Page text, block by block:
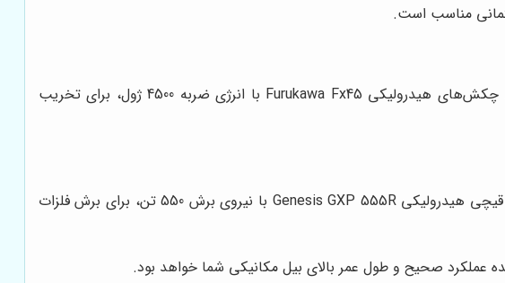
چکش‌های هیدرولیکی با استفاده از نیروی هیدرولیک، ضربات قدرتمندی را به سطح مورد نظر وارد می‌کنند. چکش‌های هیدرولیکی Furukawa Fx45 با انرژی ضربه 4500 ژول، برای تخریب
قیچی‌های هیدرولیکی در صنایع مختلفی مانند بازیافت، تخریب و ساخت و ساز مورد استفاده قرار می‌گیرند. قیچی هیدرولیکی Genesis GXP 555R با نیروی برش 550 تن، برای برش فلزات
عملکرد صحیح و طول عمر بالای بیل مکانیکی شما خواهد بود.